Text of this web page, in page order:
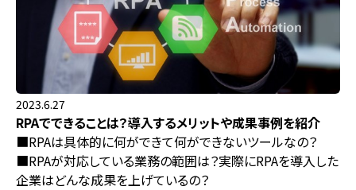
2023.6.27
RPAでできることは？導入するメリットや成果事例を紹介
■RPAは具体的に何ができて何ができないツールなの？
■RPAが対応している業務の範囲は？実際にRPAを導入した
企業はどんな成果を上げているの？